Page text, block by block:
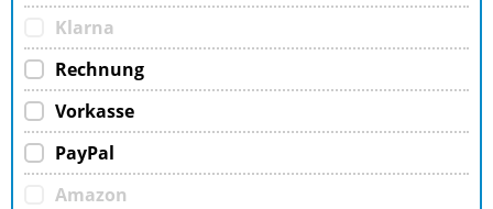
Klarna
Rechnung
Vorkasse
PayPal
Amazon